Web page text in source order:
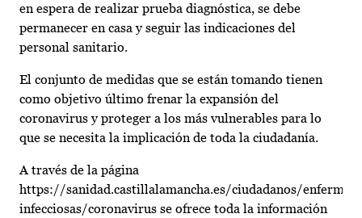
en espera de realizar prueba diagnóstica, se debe
permanecer en casa y seguir las indicaciones del
personal sanitario.
El conjunto de medidas que se están tomando tienen
como objetivo último frenar la expansión del
coronavirus y proteger a los más vulnerables para lo
que se necesita la implicación de toda la ciudadanía.
A través de la página
https://sanidad.castillalamancha.es/ciudadanos/
infecciosas/coronavirus se ofrece toda la información